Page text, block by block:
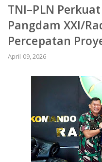
DAERAH
NASIONAL
DAERAH
BANDAR LAMPUNG
LAMPUNG TENGAH
LAMPUNG UTARA
HUKUM-KRIMINAL
PENDIDIKAN
WISATA
ADVETORIAL
TNI–PLN
Pangdam XXI/
Percepatan
April 09, 2026